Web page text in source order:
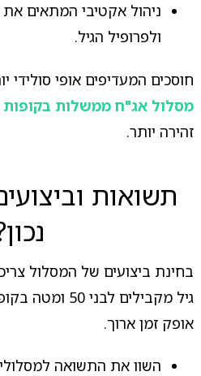
ניהול אקטיבי המתאים
ולפרופיל הגיל.
חוסכים המעדיפים אופי סולידי
מסלול אג"ח ממשלות בקופות
זהירה יותר.
תשואות
בחינת ביצועים של המסלול
גיל מקבילים
אופק זמן ארוך.